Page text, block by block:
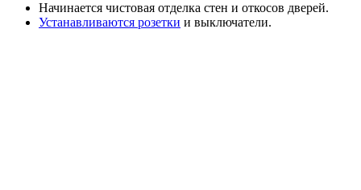
Начинается чистовая отделка стен и откосов дверей.
Устанавливаются розетки и выключатели.